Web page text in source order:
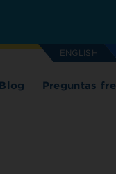
ENGLISH
Blog Preguntas